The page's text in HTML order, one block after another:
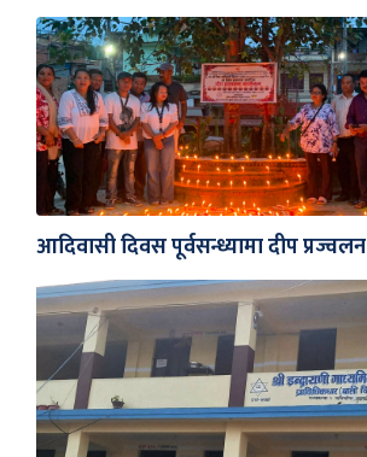
आदिवासी दिवस पूर्वसन्ध्यामा दीप प्रज्वलन